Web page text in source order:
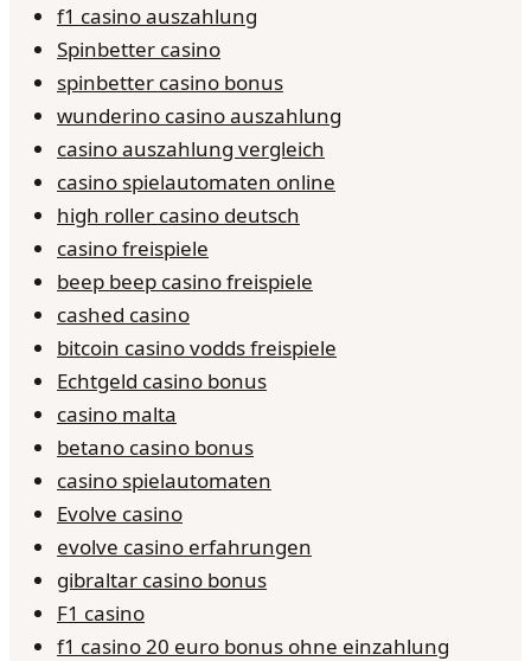
f1 casino auszahlung
Spinbetter casino
spinbetter casino bonus
wunderino casino auszahlung
casino auszahlung vergleich
casino spielautomaten online
high roller casino deutsch
casino freispiele
beep beep casino freispiele
cashed casino
bitcoin casino vodds freispiele
Echtgeld casino bonus
casino malta
betano casino bonus
casino spielautomaten
Evolve casino
evolve casino erfahrungen
gibraltar casino bonus
F1 casino
f1 casino 20 euro bonus ohne einzahlung